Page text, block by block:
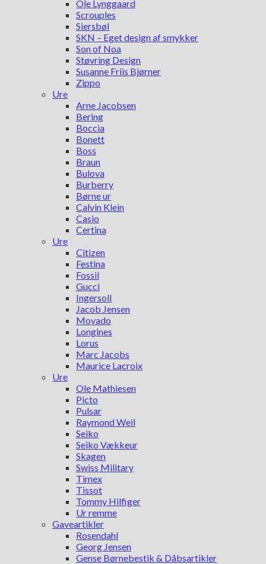
Ole Lynggaard
Scrouples
Siersbøl
SKN – Eget design af smykker
Son of Noa
Støvring Design
Susanne Friis Bjørner
Zippo
Ure
Arne Jacobsen
Bering
Boccia
Bonett
Boss
Braun
Bulova
Burberry
Børne ur
Calvin Klein
Casio
Certina
Ure
Citizen
Festina
Fossil
Gucci
Ingersoll
Jacob Jensen
Movado
Longines
Lorus
Marc Jacobs
Maurice Lacroix
Ure
Ole Mathiesen
Picto
Pulsar
Raymond Weil
Seiko
Seiko Vækkeur
Skagen
Swiss Military
Timex
Tissot
Tommy Hilfiger
Ur remme
Gaveartikler
Rosendahl
Georg Jensen
Gense Børnebestik & Dåbsartikler